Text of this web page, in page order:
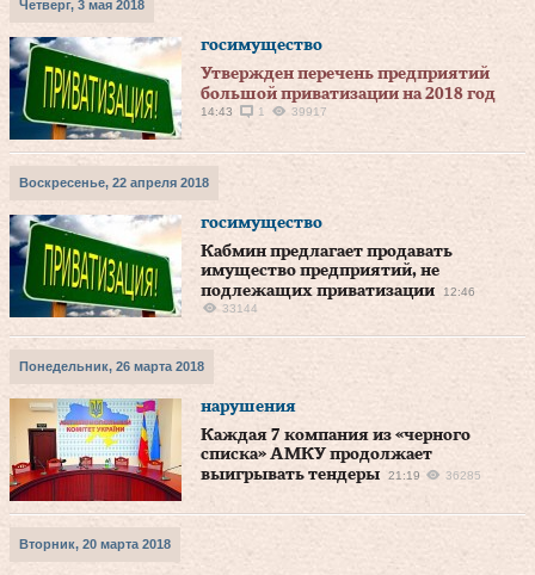
Четверг, 3 мая 2018
госимущество
Утвержден перечень предприятий
большой приватизации на 2018 год
14:43 1 39917
Воскресенье, 22 апреля 2018
госимущество
Кабмин предлагает продавать
имущество предприятий, не
подлежащих приватизации
12:46
33144
Понедельник, 26 марта 2018
нарушения
Каждая 7 компания из «черного
списка» АМКУ продолжает
выигрывать тендеры
21:19 36285
Вторник, 20 марта 2018